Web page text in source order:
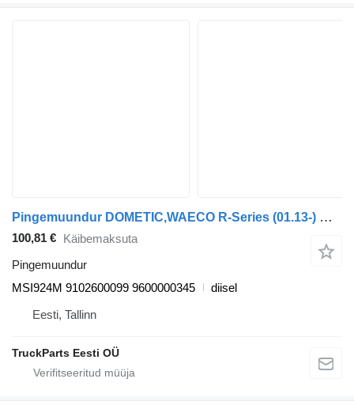
Pingemuundur DOMETIC,WAECO R-Series (01.13-) MSI924M tüübi jaoks sadulveoki Scania P,G,R,T-series (2004-2017)
100,81 € Käibemaksuta
Pingemuundur
MSI924M 9102600099 9600000345
diisel
Eesti, Tallinn
TruckParts Eesti OÜ